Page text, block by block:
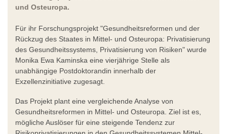
und Osteuropa.
Für ihr Forschungsprojekt "Gesundheitsreformen und der
Rückzug des Staates in Mittel- und Osteuropa: Privatisierung
des Gesundheitssystems, Privatisierung von Risiken" wurde
Monika Ewa Kaminska eine vierjährige Stelle als
unabhängige Postdoktorandin innerhalb der
Exzellenzinitiative zugesagt.
Das Projekt plant eine vergleichende Analyse von
Gesundheitsreformen in Mittel- und Osteuropa. Ziel ist es,
mögliche Auslöser für eine steigende Tendenz zur